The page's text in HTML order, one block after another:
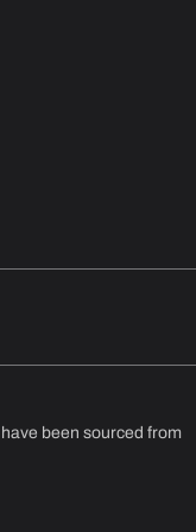
been sourced from